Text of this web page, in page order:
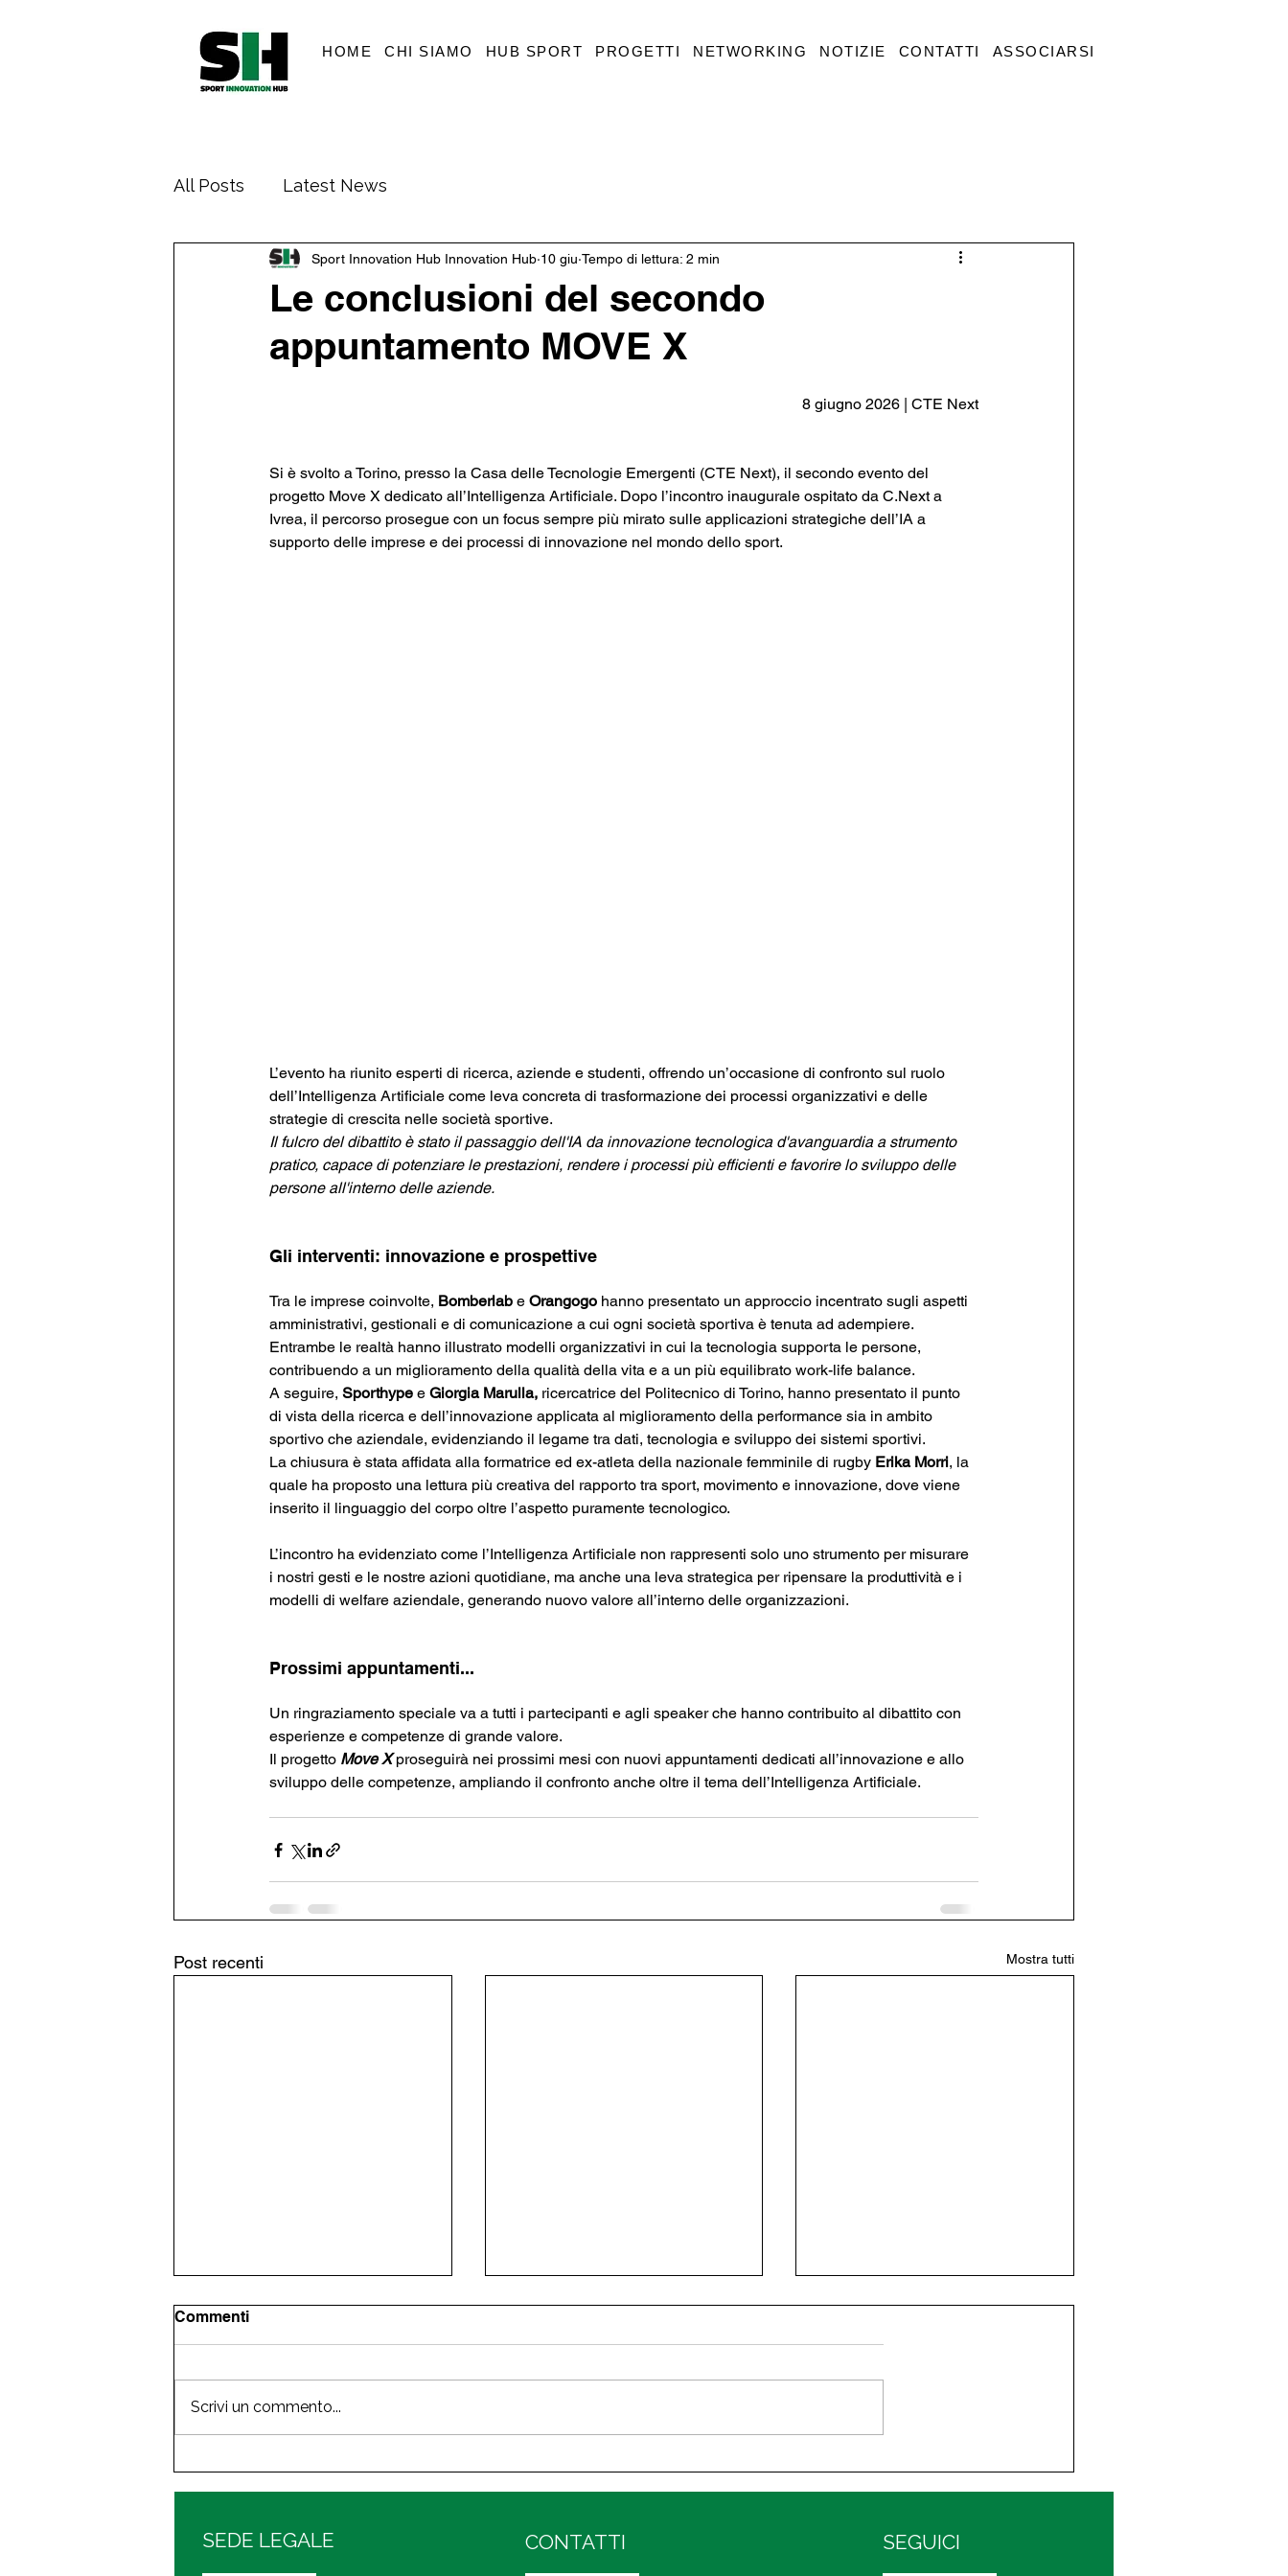
HOME CHI SIAMO HUB SPORT PROGETTI NETWORKING NOTIZIE CONTATTI ASSOCIARSI
All Posts Latest News
Le conclusioni del secondo
appuntamento MOVE X
Sport Innovation Hub Innovation Hub 10 giu Tempo di lettura: 2 min
8 giugno 2026 | CTE Next
Si è svolto a Torino, presso la Casa delle Tecnologie Emergenti (CTE Next), il secondo evento del
progetto Move X dedicato all’Intelligenza Artificiale. Dopo l’incontro inaugurale ospitato da C.Next a
Ivrea, il percorso prosegue con un focus sempre più mirato sulle applicazioni strategiche dell’IA a
supporto delle imprese e dei processi di innovazione nel mondo dello sport.
L’evento ha riunito esperti di ricerca, aziende e studenti, offrendo un’occasione di confronto sul ruolo
dell’Intelligenza Artificiale come leva concreta di trasformazione dei processi organizzativi e delle
strategie di crescita nelle società sportive.
Il fulcro del dibattito è stato il passaggio dell'IA da innovazione tecnologica d'avanguardia a strumento
pratico, capace di potenziare le prestazioni, rendere i processi più efficienti e favorire lo sviluppo delle
persone all'interno delle aziende.
Gli interventi: innovazione e prospettive
Tra le imprese coinvolte, Bomberlab e Orangogo hanno presentato un approccio incentrato sugli aspetti
amministrativi, gestionali e di comunicazione a cui ogni società sportiva è tenuta ad adempiere.
Entrambe le realtà hanno illustrato modelli organizzativi in cui la tecnologia supporta le persone,
contribuendo a un miglioramento della qualità della vita e a un più equilibrato work-life balance.
A seguire, Sporthype e Giorgia Marulla, ricercatrice del Politecnico di Torino, hanno presentato il punto
di vista della ricerca e dell’innovazione applicata al miglioramento della performance sia in ambito
sportivo che aziendale, evidenziando il legame tra dati, tecnologia e sviluppo dei sistemi sportivi.
La chiusura è stata affidata alla formatrice ed ex-atleta della nazionale femminile di rugby Erika Morri, la
quale ha proposto una lettura più creativa del rapporto tra sport, movimento e innovazione, dove viene
inserito il linguaggio del corpo oltre l’aspetto puramente tecnologico.
L’incontro ha evidenziato come l’Intelligenza Artificiale non rappresenti solo uno strumento per misurare
i nostri gesti e le nostre azioni quotidiane, ma anche una leva strategica per ripensare la produttività e i
modelli di welfare aziendale, generando nuovo valore all’interno delle organizzazioni.
Prossimi appuntamenti...
Un ringraziamento speciale va a tutti i partecipanti e agli speaker che hanno contribuito al dibattito con
esperienze e competenze di grande valore.
Il progetto Move X proseguirà nei prossimi mesi con nuovi appuntamenti dedicati all’innovazione e allo
sviluppo delle competenze, ampliando il confronto anche oltre il tema dell’Intelligenza Artificiale.
Post recenti Mostra tutti
Commenti
Scrivi un commento...
SEDE LEGALE CONTATTI SEGUICI